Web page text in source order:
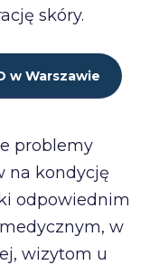
skóry.
w Warszawie
problemy
na kondycję
odpowiednim
w
wizytom u